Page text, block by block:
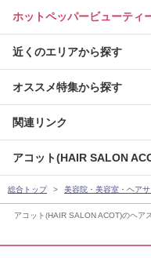
アコット(HAIR SALON ACOT)のヘア
ホットペッパービューテ
近くのエリアから探す
オススメ特集から探す
関連リンク
アコット(HAIR SALON
総合トップ 美容院・美容室・ヘア